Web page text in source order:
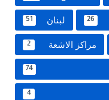
26 لبنان 51
مراكز الاشعة 2
74
4